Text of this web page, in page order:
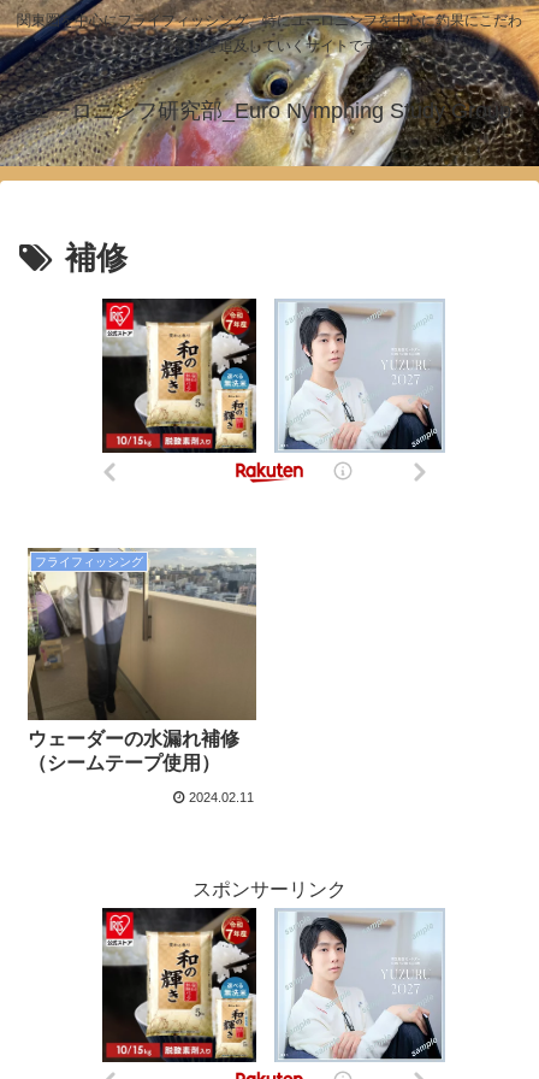
関東圏を中心にフライフィッシング、特にユーロニンフを中心に釣果にこだわ
った釣りを追及していくサイトです！
ユーロニンフ研究部_Euro Nymphing Study Group
補修
フライフィッシング
ウェーダーの水漏れ補修
（シームテープ使用）
2024.02.11
スポンサーリンク